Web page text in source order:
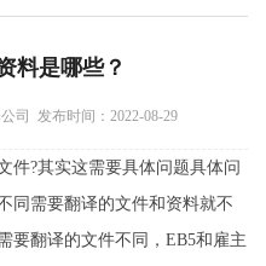
料是哪些？
司 发布时间：2022-08-29
?其实这需要具体问题具体问
同需要翻译的文件和资料就不
要翻译的文件不同，EB5和雇主